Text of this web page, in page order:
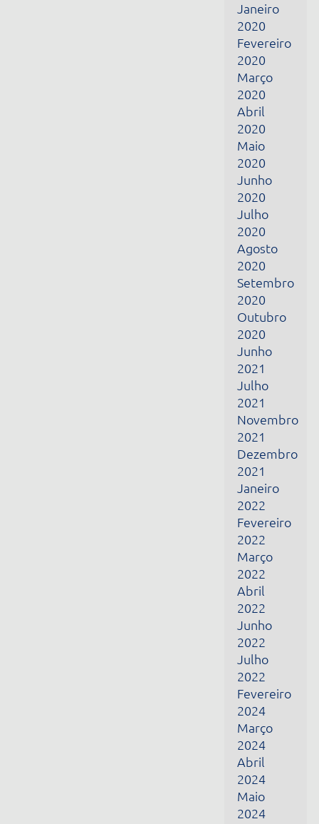
Junho
2020
Julho
2020
Agosto
2020
Setembro
2020
Outubro
2020
Junho
2021
Julho
2021
Novembro
2021
Dezembro
2021
Janeiro
2022
Fevereiro
Março
2022
Abril
2022
Junho
2022
Julho
2022
Fevereiro
2024
Março
2024
Abril
2024
Maio
2024
Junho
Fevereiro
Março
2025
Abril
2025
Maio
2025
Dezembro
2025
Janeiro
2026